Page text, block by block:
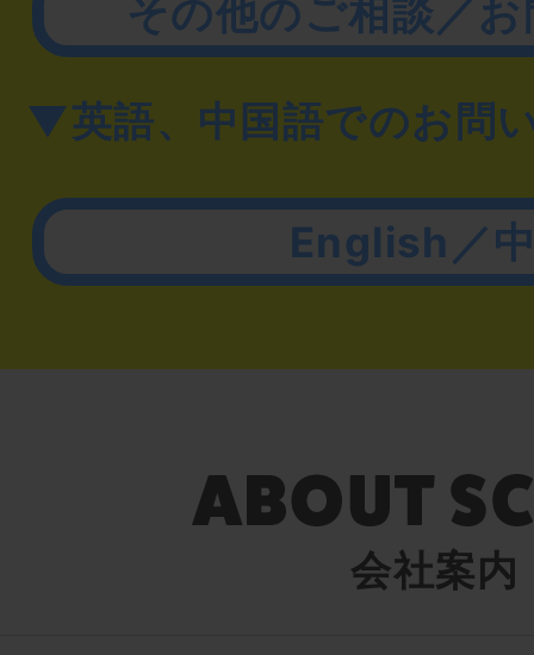
その他のご相談／
▼英語、中国語でのお問
English／
会社案内